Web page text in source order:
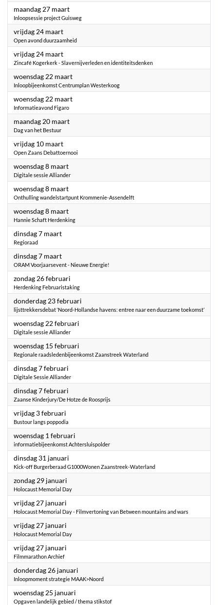
maandag 27 maart2023
Inloopsessie project Guisweg
vrijdag 24 maart2023
Open avond duurzaamheid
vrijdag 24 maart2023
Zincafé Kogerkerk - Slavernijverleden en identiteitsdenken
woensdag 22 maart2023
Inloopbijeenkomst Centrumplan Westerkoog
woensdag 22 maart2023
Informatieavond Figaro
maandag 20 maart2023
Dag van het Bestuur
vrijdag 10 maart2023
Open Zaans Debattoernooi
woensdag 8 maart2023
Digitale sessie Alliander
woensdag 8 maart2023
Onthulling wandelstartpunt Krommenie-Assendelft
woensdag 8 maart2023
Hannie Schaft Herdenking
dinsdag 7 maart2023
Regioraad
dinsdag 7 maart2023
ORAM Voorjaarsevent - Nieuwe Energie!
zondag 26 februari
Herdenking Februaristaking
donderdag 23 februari
lijsttrekkersdebat ‘Noord-Hollandse havens: entree naar een duurzame toekomst’
woensdag 22 februari
Digitale sessie Alliander
woensdag 15 februari
Regionale raadsledenbijeenkomst Zaanstreek Waterland
dinsdag 7 februari
Digitale Sessie Alliander
dinsdag 7 februari
Zaanse Kinderjury/De Hotze de Roosprijs
vrijdag 3 februari
Bustour langs poppodia
woensdag 1 februari
informatiebijeenkomst Achtersluispolder
dinsdag 31 januari
Kick-off Burgerberaad G1000Wonen Zaanstreek-Waterland
zondag 29 januari
Holocaust Memorial Day
vrijdag 27 januari
Holocaust Memorial Day - Filmvertoning van Between mountains and wars
vrijdag 27 januari
Holocaust Memorial Day
vrijdag 27 januari
Filmmarathon Archief
donderdag 26 januari
Inloopmoment strategie MAAK>Noord
woensdag 25 januari
Opgaven landelijk gebied / thema stikstof